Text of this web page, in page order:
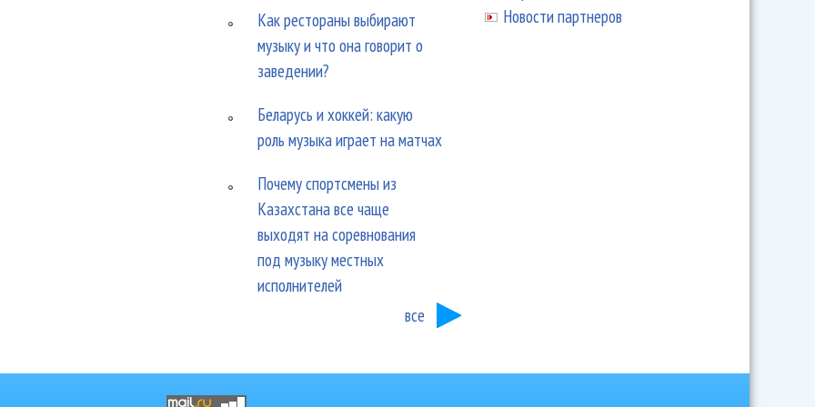
Как рестораны выбирают
музыку и что она говорит о
заведении?
Беларусь и хоккей: какую
роль музыка играет на матчах
Почему спортсмены из
Казахстана все чаще
выходят на соревнования
под музыку местных
исполнителей
все
Новости партнеров